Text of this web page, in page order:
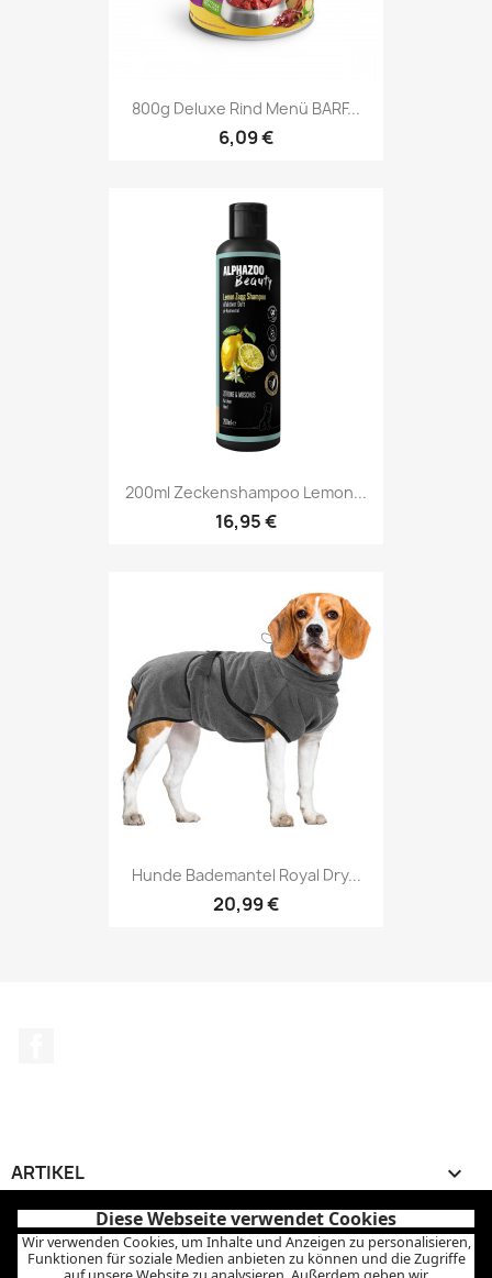
800g Deluxe Rind Menü BARF...
6,09 €
200ml Zeckenshampoo Lemon...
16,95 €
Hunde Bademantel Royal Dry...
20,99 €
ARTIKEL 
UNTERNEHMEN 
Diese Webseite verwendet Cookies
Wir verwenden Cookies, um Inhalte und Anzeigen zu personalisieren,
Funktionen für soziale Medien anbieten zu können und die Zugriffe